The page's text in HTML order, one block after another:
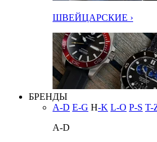
ШВЕЙЦАРСКИЕ ›
БРЕНДЫ
A-D E-G H-K L-O P-S T-
A-D